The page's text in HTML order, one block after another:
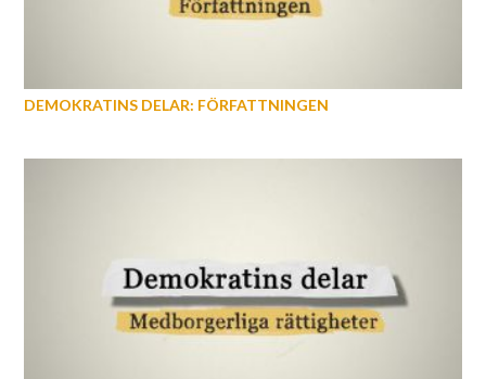
DEMOKRATINS DELAR: FÖRFATTNINGEN